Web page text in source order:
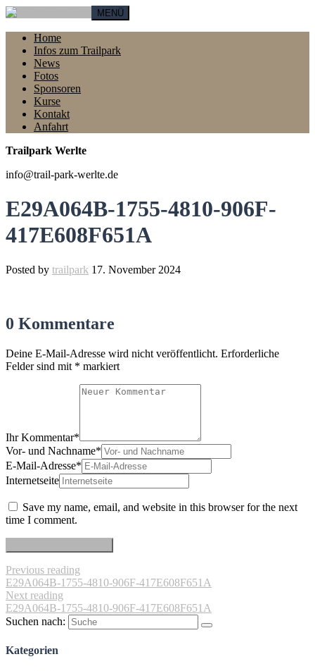
MENÜ
Home
Infos zum Trailpark
News
Fotos
Sponsoren
Kurse
Kontakt
Anfahrt
Trailpark Werlte
info@trail-park-werlte.de
E29A064B-1755-4810-906F-
417E608F651A
Posted by trailpark 17. November 2024
0 Kommentare
Deine E-Mail-Adresse wird nicht veröffentlicht. Erforderliche
Felder sind mit * markiert
Ihr Kommentar*
Vor- und Nachname*
E-Mail-Adresse*
Internetseite
Save my name, email, and website in this browser for the next
time I comment.
Previous reading
E29A064B-1755-4810-906F-417E608F651A
Next reading
E29A064B-1755-4810-906F-417E608F651A
Suchen nach:
Kategorien